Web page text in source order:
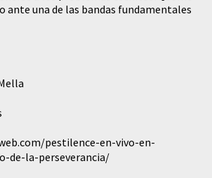
ante una de las bandas fundamentales
pestilence-en-vivo-en-
de-la-perseverancia/